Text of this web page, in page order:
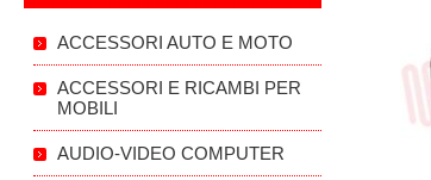
ACCESSORI AUTO E MOTO
ACCESSORI E RICAMBI PER
MOBILI
AUDIO-VIDEO COMPUTER